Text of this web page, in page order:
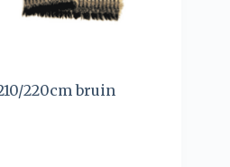
220cm bruin